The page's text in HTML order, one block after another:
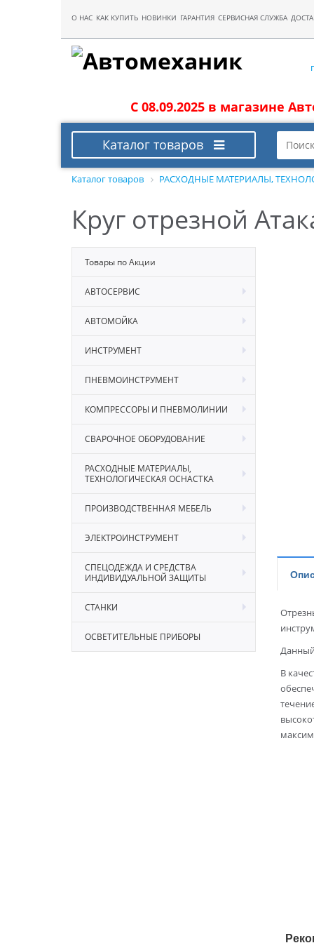
О НАС КАК КУПИТЬ НОВИНКИ ГАРАНТИЯ СЕРВИСНАЯ СЛУЖБА
С 08.09.2025 в магазине
Каталог товаров
Каталог товаров РАСХОДНЫЕ МАТЕРИАЛЫ,
Круг отрезной
Товары по Акции
АВТОСЕРВИС
АВТОМОЙКА
ИНСТРУМЕНТ
ПНЕВМОИНСТРУМЕНТ
КОМПРЕССОРЫ И ПНЕВМОЛИНИИ
СВАРОЧНОЕ ОБОРУДОВАНИЕ
РАСХОДНЫЕ МАТЕРИАЛЫ,
ТЕХНОЛОГИЧЕСКАЯ ОСНАСТКА
ПРОИЗВОДСТВЕННАЯ МЕБЕЛЬ
ЭЛЕКТРОИНСТРУМЕНТ
СПЕЦОДЕЖДА И СРЕДСТВА
ИНДИВИДУАЛЬНОЙ ЗАЩИТЫ
СТАНКИ
ОСВЕТИТЕЛЬНЫЕ ПРИБОРЫ
В